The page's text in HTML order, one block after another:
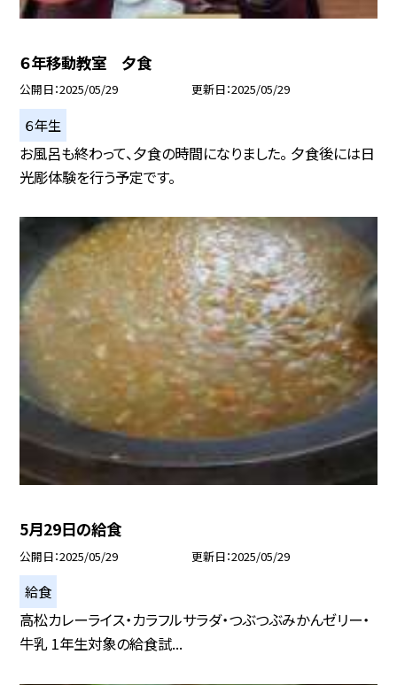
６年移動教室 夕食
公開日 2025/05/29 更新日 2025/05/29
６年生
お風呂も終わって、夕食の時間になりました。 夕食後には日
光彫体験を行う予定です。
5月29日の給食
公開日 2025/05/29 更新日 2025/05/29
給食
高松カレーライス・カラフルサラダ・つぶつぶみかんゼリー・
牛乳 1年生対象の給食試...